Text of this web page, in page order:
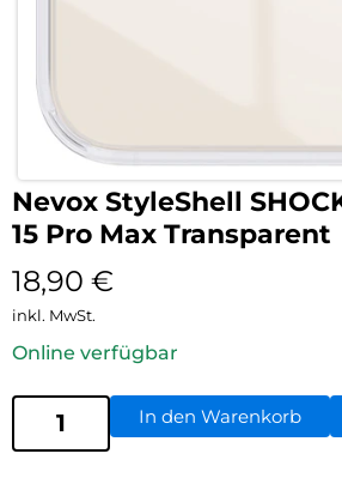
Nevox StyleShell
15 Pro Max Transparent
18,90 €
inkl. MwSt.
Online verfügbar
In den Warenkorb